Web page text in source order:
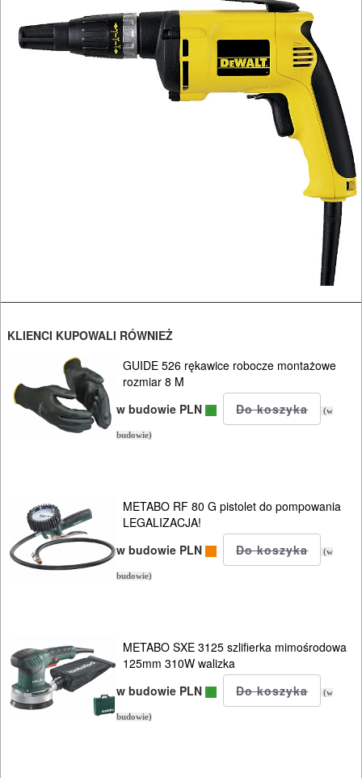
RĘCZNE
NARZĘDZIA
NARZĘDZIA
SPAWALNICTWO
URZĄDZENIA
ROZRUCHOWE
OSPRZĘT
AGREGATY
ROBOCZA
I
BHP
KLIENCI KUPOWALI RÓWNIEŻ
GUIDE 526 rękawice robocze montażowe
rozmiar 8 M
w budowie PLN
(w
budowie)
METABO RF 80 G pistolet do pompowania
LEGALIZACJA!
w budowie PLN
(w
budowie)
METABO SXE 3125 szlifierka mimośrodowa
125mm 310W walizka
w budowie PLN
(w
budowie)